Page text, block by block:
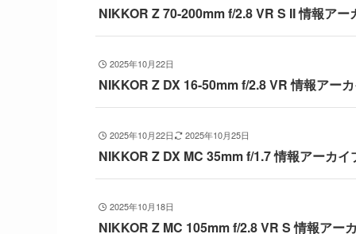
NIKKOR Z 70-200mm f/2.8 VR S II 情報アー
2025年10月22日
NIKKOR Z DX 16-50mm f/2.8 VR 情報アー
2025年10月22日 2025年10月25日
NIKKOR Z DX MC 35mm f/1.7 情報アーカイ
2025年10月18日
NIKKOR Z MC 105mm f/2.8 VR S 情報アー